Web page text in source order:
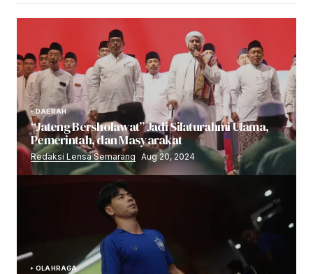
DAERAH
“Jateng Bersholawat” Jadi Silaturahmi Ulama,
Pemerintah, dan Masyarakat
Redaksi Lensa Semarang Aug 20, 2024
OLAHRAGA